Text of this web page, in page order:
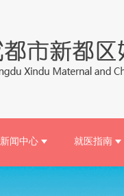
新闻中心 就医指南